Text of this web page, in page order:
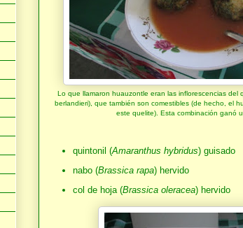
Lo que llamaron huauzontle eran las inflorescencias del
berlandieri), que también son comestibles (de hecho, el
este quelite). Esta combinación ganó
quintonil (Amaranthus hybridus) guisado
nabo (Brassica rapa) hervido
col de hoja (Brassica oleracea) hervido